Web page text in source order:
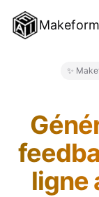
Makeform
BLOG
✨
ligne